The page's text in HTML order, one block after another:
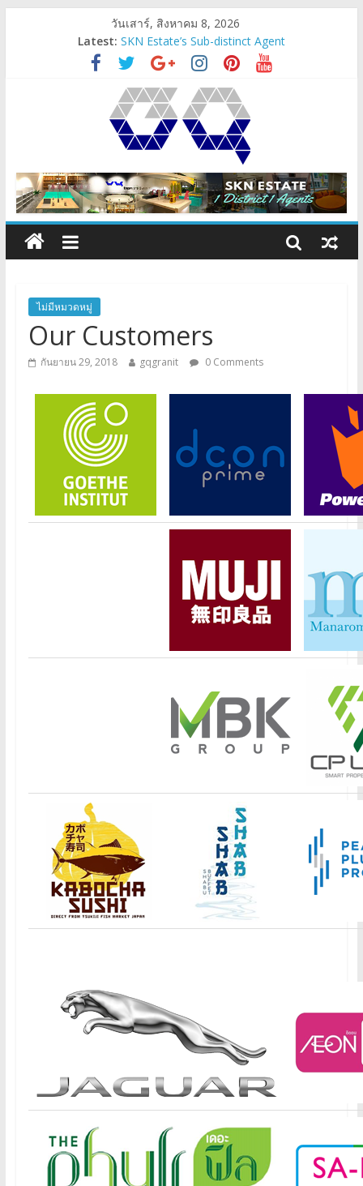
วันเสาร์, สิงหาคม 8, 2026
Latest: SKN Estate’s Sub-distinct Agent
gqpresent
1 ตำบล 1 ลูกกตัญญู อสังหาฯ
Angelo’z Lighting
ตรวจรับคอนโด-ตรวจรับห้อง
ไม่มีหมวดหมู่
Our Customers
กันยายน 29, 2018 gqgranit 0 Comments